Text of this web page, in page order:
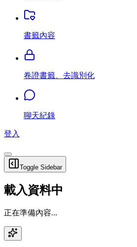
書籤內容
卷證書籤、去識別化
聊天紀錄
登入
Toggle Sidebar
載入資料中
正在準備內容...